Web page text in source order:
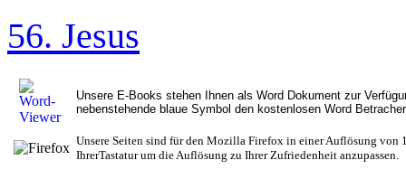
56. Jesus
Unsere E-Books stehen Ihnen als Word Dokument zur
nebenstehende blaue Symbol den kostenlosen Word
Unsere Seiten sind für den Mozilla Firefox in einer Auflösung von
IhrerTastatur um die Auflösung zu Ihrer Zufriedenheit anzupassen.